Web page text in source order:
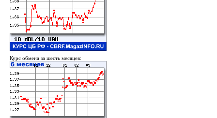
Курс обмена за шесть месяцев: